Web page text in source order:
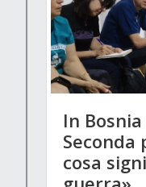
In
cosa